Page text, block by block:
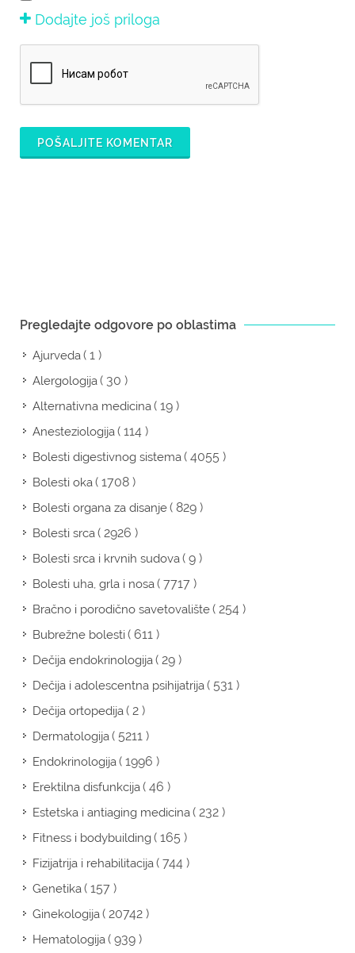
Dodajte još priloga
POŠALJITE KOMENTAR
Pregledajte odgovore po oblastima
Ajurveda( 1 )
Alergologija( 30 )
Alternativna medicina( 19 )
Anesteziologija( 114 )
Bolesti digestivnog sistema( 4055 )
Bolesti oka( 1708 )
Bolesti organa za disanje( 829 )
Bolesti srca( 2926 )
Bolesti srca i krvnih sudova( 9 )
Bolesti uha, grla i nosa( 7717 )
Bračno i porodično savetovalište( 254 )
Bubrežne bolesti( 611 )
Dečija endokrinologija( 29 )
Dečija i adolescentna psihijatrija( 531 )
Dečija ortopedija( 2 )
Dermatologija( 5211 )
Endokrinologija( 1996 )
Erektilna disfunkcija( 46 )
Estetska i antiaging medicina( 232 )
Fitness i bodybuilding( 165 )
Fizijatrija i rehabilitacija( 744 )
Genetika( 157 )
Ginekologija( 20742 )
Hematologija( 939 )